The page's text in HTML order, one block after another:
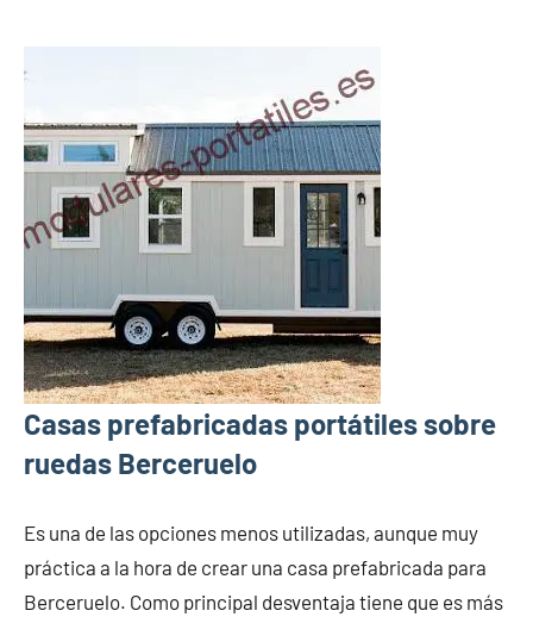
Casas prefabricadas portátiles sobre
ruedas Berceruelo
Es una de las opciones menos utilizadas, aunque muy
práctica a la hora de crear una casa prefabricada para
Berceruelo. Como principal desventaja tiene que es más